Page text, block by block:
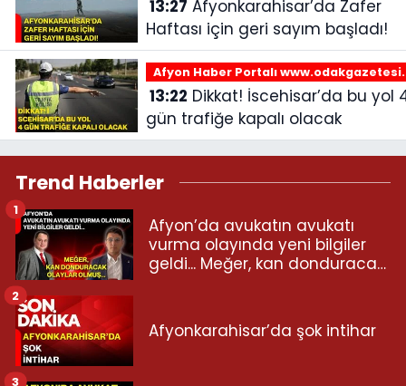
13:27
Haftası için geri sayım başladı!
Afyon Haber Portalı
13:22
gün trafiğe kapalı olacak
Trend Haberler
Afyon’da avukatın avukatı
vurma olayında yeni bilgiler
geldi... Meğer, kan donduracak
1
Afyonkarahisar’da şok intihar
2
3